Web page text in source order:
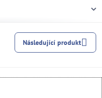
Následující produkt